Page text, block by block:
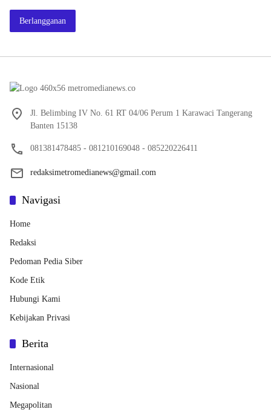
Berlangganan
Jl. Belimbing IV No. 61 RT 04/06 Perum 1 Karawaci Tangerang
Banten 15138
081381478485 - 081210169048 - 085220226411
redaksimetromedianews@gmail.com
Navigasi
Home
Redaksi
Pedoman Pedia Siber
Kode Etik
Hubungi Kami
Kebijakan Privasi
Berita
Internasional
Nasional
Megapolitan